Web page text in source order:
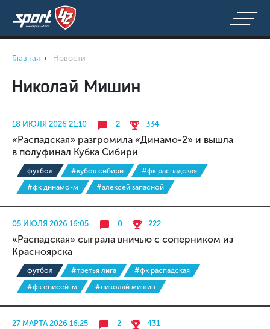
Главная Новости
Николай Мишин
18 ИЮЛЯ 2026 21:10 2 334
«Распадская» разгромила «Динамо-2» и вышла
в полуфинал Кубка Сибири
футбол #кубок сибири
#фк распадская
#фк динамо-м
#алексей запасной
05 ИЮЛЯ 2026 16:05 0 222
«Распадская» сыграла вничью с соперником из
Красноярска
футбол #третья лига
#фк распадская
#фк енисей-м
#николай мишин
27 МАРТА 2026 16:25 2 431